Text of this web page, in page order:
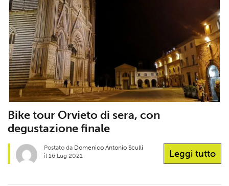
Bike tour Orvieto di sera, con
degustazione finale
Leggi tutto
Postato da Domenico Antonio Sculli
il 16 Lug 2021